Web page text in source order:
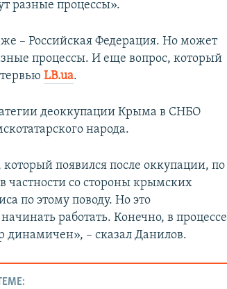
разные процессы».
– Российская Федерация. Но может
процессы. И еще вопрос, который
LB.ua.
деоккупации Крыма в СНБО
народа.
появился после оккупации, по
частности со стороны крымских
по этому поводу. Но это
работать. Конечно, в процессе
динамичен», – сказал Данилов.